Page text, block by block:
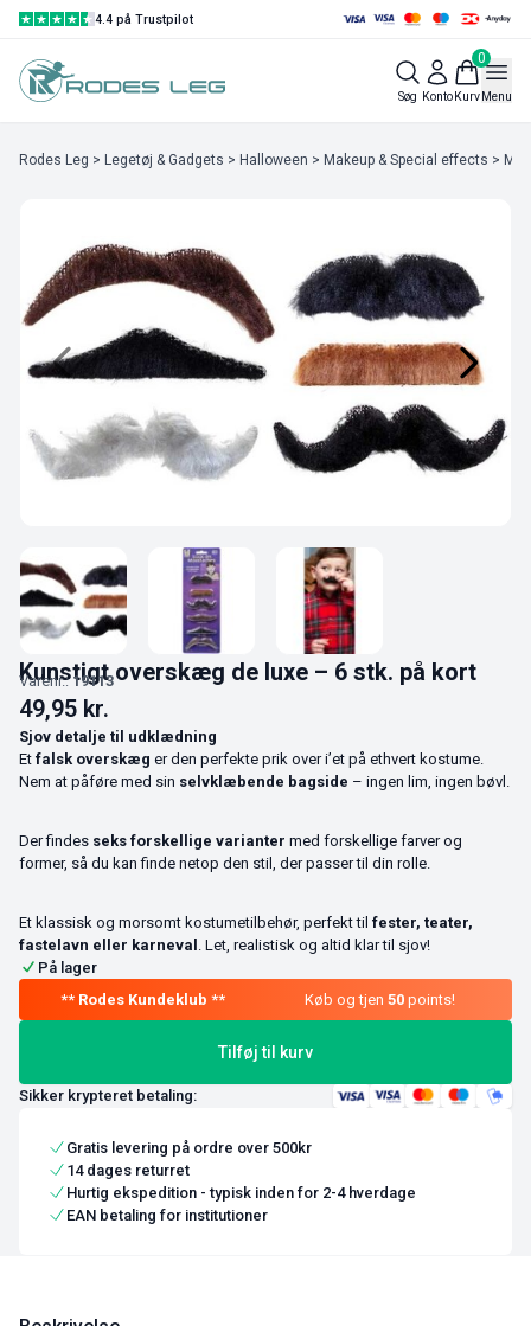
4.4 på Trustpilot
Søg Konto
0
KurvMenu
Rodes Leg > Legetøj & Gadgets > Halloween > Makeup & Special effects >
Kunstigt overskæg de luxe – 6 stk. på kort
Varenr.:19113
49,95 kr.
Sjov detalje til udklædning
Et falsk overskæg er den perfekte prik over i’et på ethvert kostume.
Nem at påføre med sin selvklæbende bagside – ingen lim, ingen bøvl.
Der findes seks forskellige varianter med forskellige farver og
former, så du kan finde netop den stil, der passer til din rolle.
Et klassisk og morsomt kostumetilbehør, perfekt til fester, teater,
fastelavn eller karneval . Let, realistisk og altid klar til sjov!
På lager
Køb og tjen 50points!
Tilføj til kurv
Sikker krypteret betaling:
Gratis levering på ordre over 500kr
14 dages returret
Hurtig ekspedition - typisk inden for 2-4 hverdage
EAN betaling for institutioner